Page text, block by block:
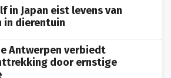
in Japan eist levens van
in dierentuin
Antwerpen verbiedt
door ernstige